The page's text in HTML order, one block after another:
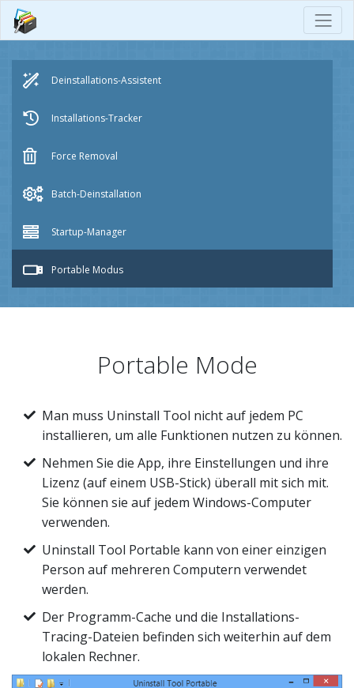
Deinstallations-Assistent
Installations-Tracker
Force Removal
Batch-Deinstallation
Startup-Manager
Portable Modus
Portable Mode
Man muss Uninstall Tool nicht auf jedem PC
installieren, um alle Funktionen nutzen zu können.
Nehmen Sie die App, ihre Einstellungen und ihre
Lizenz (auf einem USB-Stick) überall mit sich mit.
Sie können sie auf jedem Windows-Computer
verwenden.
Uninstall Tool Portable kann von einer einzigen
Person auf mehreren Computern verwendet
werden.
Der Programm-Cache und die Installations-
Tracing-Dateien befinden sich weiterhin auf dem
lokalen Rechner.